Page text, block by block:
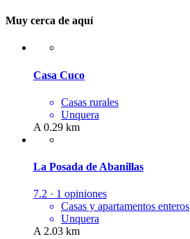
Muy cerca de aquí
Casa Cuco
Casas rurales
Unquera
A 0.29 km
La Posada de Abanillas
7.2 · 1 opiniones
Casas y apartamentos enteros
Unquera
A 2.03 km